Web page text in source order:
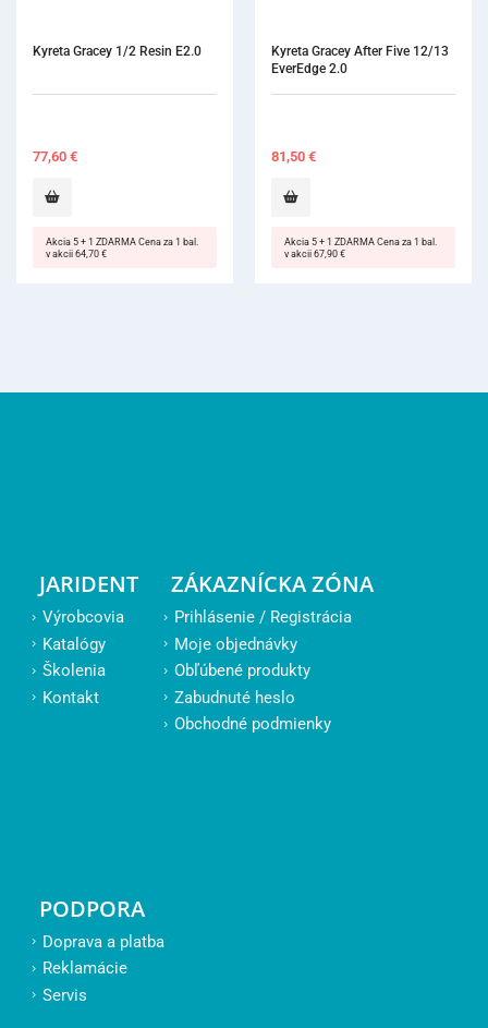
Kyreta Gracey After Five 12/13
EverEdge 2.0
81,50 €
Akcia 5 + 1 ZDARMA Cena za 1 bal.
v akcii 67,90 €
JARIDENT
Výrobcovia
Katalógy
Školenia
Kontakt
ZÁKAZNÍCKA ZÓNA
Prihlásenie / Registrácia
Moje objednávky
Obľúbené produkty
Zabudnuté heslo
Obchodné podmienky
PODPORA
Doprava a platba
Reklamácie
Servis